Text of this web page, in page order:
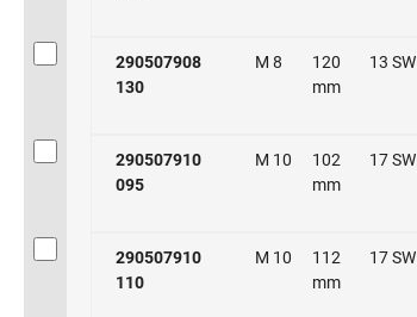
290507908
130
M 8
120
mm
13 SW
290507910
095
M 10
102
mm
17 SW
290507910
110
M 10
112
mm
17 SW